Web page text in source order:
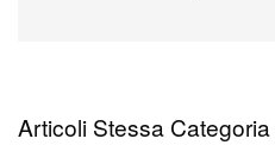
Articoli Stessa Categoria